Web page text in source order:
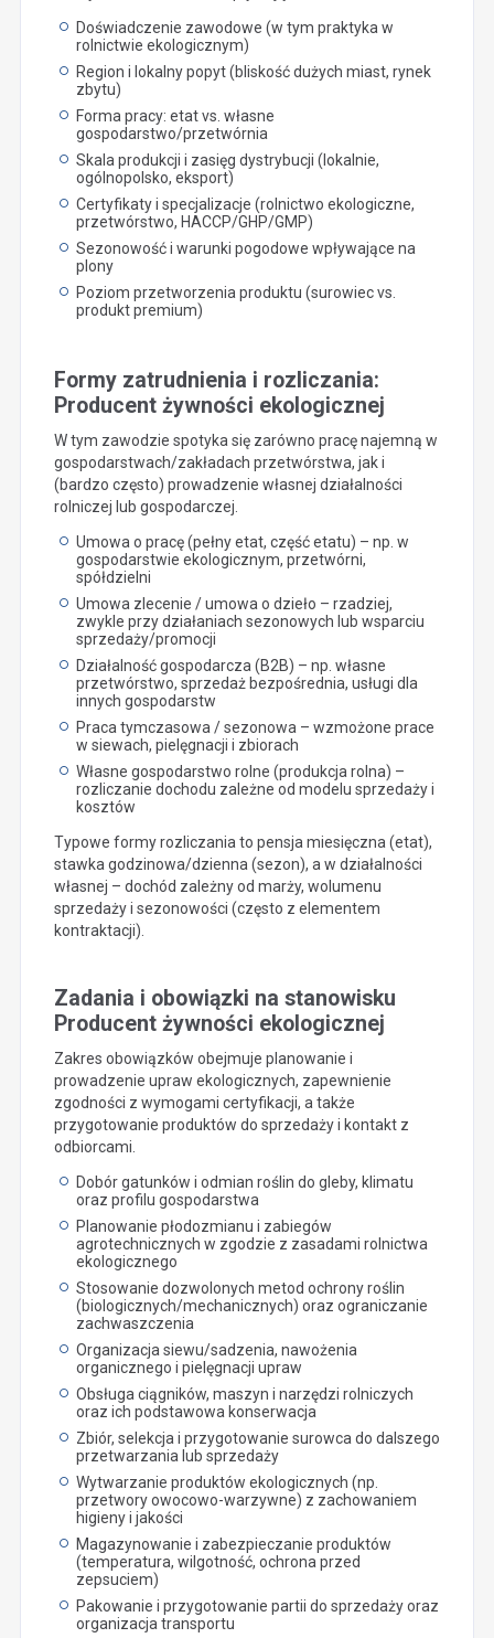
Doświadczenie zawodowe (w tym praktyka w
rolnictwie ekologicznym)
Region i lokalny popyt (bliskość dużych miast, rynek
zbytu)
Forma pracy: etat vs. własne
gospodarstwo/przetwórnia
Skala produkcji i zasięg dystrybucji (lokalnie,
ogólnopolsko, eksport)
Certyfikaty i specjalizacje (rolnictwo ekologiczne,
przetwórstwo, HACCP/GHP/GMP)
Sezonowość i warunki pogodowe wpływające na
plony
Poziom przetworzenia produktu (surowiec vs.
produkt premium)
Formy zatrudnienia i rozliczania:
Producent żywności ekologicznej
W tym zawodzie spotyka się zarówno pracę najemną w
gospodarstwach/zakładach przetwórstwa, jak i
(bardzo często) prowadzenie własnej działalności
rolniczej lub gospodarczej.
Umowa o pracę (pełny etat, część etatu) – np. w
gospodarstwie ekologicznym, przetwórni,
spółdzielni
Umowa zlecenie / umowa o dzieło – rzadziej,
zwykle przy działaniach sezonowych lub wsparciu
sprzedaży/promocji
Działalność gospodarcza (B2B) – np. własne
przetwórstwo, sprzedaż bezpośrednia, usługi dla
innych gospodarstw
Praca tymczasowa / sezonowa – wzmożone prace
w siewach, pielęgnacji i zbiorach
Własne gospodarstwo rolne (produkcja rolna) –
rozliczanie dochodu zależne od modelu sprzedaży i
kosztów
Typowe formy rozliczania to pensja miesięczna (etat),
stawka godzinowa/dzienna (sezon), a w działalności
własnej – dochód zależny od marży, wolumenu
sprzedaży i sezonowości (często z elementem
kontraktacji).
Zadania i obowiązki na stanowisku
Producent żywności ekologicznej
Zakres obowiązków obejmuje planowanie i
prowadzenie upraw ekologicznych, zapewnienie
zgodności z wymogami certyfikacji, a także
przygotowanie produktów do sprzedaży i kontakt z
odbiorcami.
Dobór gatunków i odmian roślin do gleby, klimatu
oraz profilu gospodarstwa
Planowanie płodozmianu i zabiegów
agrotechnicznych w zgodzie z zasadami rolnictwa
ekologicznego
Stosowanie dozwolonych metod ochrony roślin
(biologicznych/mechanicznych) oraz ograniczanie
zachwaszczenia
Organizacja siewu/sadzenia, nawożenia
organicznego i pielęgnacji upraw
Obsługa ciągników, maszyn i narzędzi rolniczych
oraz ich podstawowa konserwacja
Zbiór, selekcja i przygotowanie surowca do dalszego
przetwarzania lub sprzedaży
Wytwarzanie produktów ekologicznych (np.
przetwory owocowo-warzywne) z zachowaniem
higieny i jakości
Magazynowanie i zabezpieczanie produktów
(temperatura, wilgotność, ochrona przed
zepsuciem)
Pakowanie i przygotowanie partii do sprzedaży oraz
organizacja transportu